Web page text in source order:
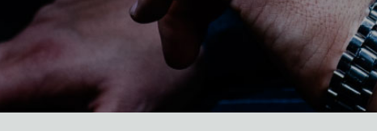
こだわり
縫製
Q&A